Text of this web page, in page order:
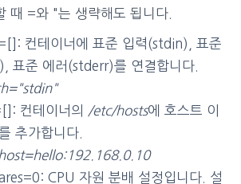
때 =와 "는 생략해도 됩니다.
컨테이너에 표준 입력(stdin), 표준
표준 에러(stderr)를 연결합니다.
컨테이너의
/etc/hosts에 호스트 이
추가합니다.
CPU 자원 분배 설정입니다. 설